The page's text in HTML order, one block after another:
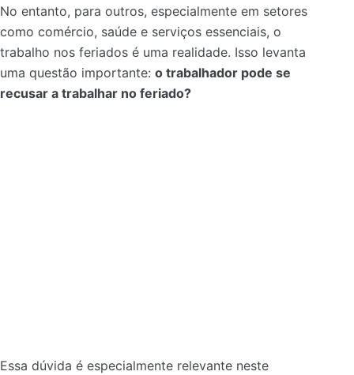
No entanto, para outros, especialmente em setores
como comércio, saúde e serviços essenciais, o
trabalho nos feriados é uma realidade. Isso levanta
uma questão importante: o trabalhador pode se
recusar a trabalhar no feriado?
Essa dúvida é especialmente relevante neste